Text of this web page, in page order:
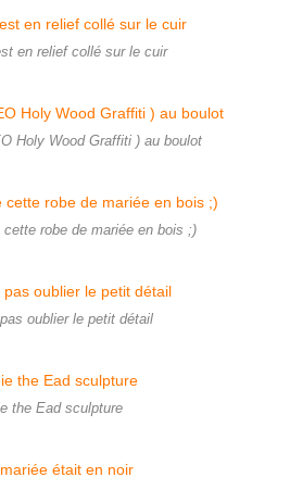
en relief collé sur le cuir
Holy Wood Graffiti ) au boulot
robe de mariée en bois ;)
oublier le petit détail
the Ead sculpture